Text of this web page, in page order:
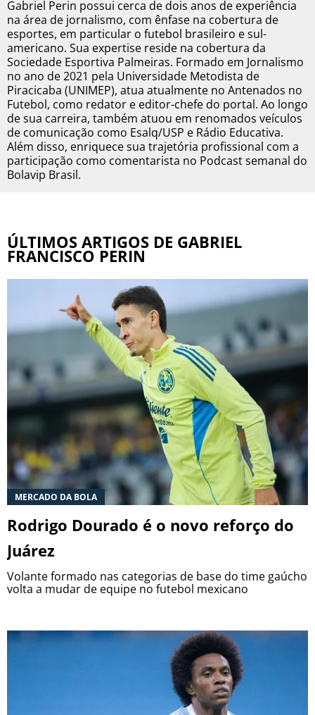
BOTAFOGO
CRUZEIRO
INTERNACIONAL
GRÊMIO
VASCO DA GAMA
Termos e Condições Privacidade
Política Editorial
Antenados no Futebol, tal como a Futbol
Sites, é uma empresa pertencente à Better
Collective. Todos os direitos reservados.
+18 |
Jogue com responsabilidade
Aplicam-se os Termos e Condições | Conteúdo
Comercial
Gabriel Perin possui cerca de dois anos de experiência
na área de jornalismo, com ênfase na cobertura de
esportes, em particular o futebol brasileiro e sul-
americano. Sua expertise reside na cobertura da
Sociedade Esportiva Palmeiras. Formado em Jornalismo
no ano de 2021 pela Universidade Metodista de
Piracicaba (UNIMEP), atua atualmente no Antenados no
Futebol, como redator e editor-chefe do portal. Ao longo
de sua carreira, também atuou em renomados veículos
de comunicação como Esalq/USP e Rádio Educativa.
Além disso, enriquece sua trajetória profissional com a
participação como comentarista no Podcast semanal do
Bolavip Brasil.
ÚLTIMOS ARTIGOS DE GABRIEL
FRANCISCO PERIN
MERCADO DA BOLA
Rodrigo Dourado é o novo reforço do
Juárez
Volante formado nas categorias de base do time gaúcho
volta a mudar de equipe no futebol mexicano